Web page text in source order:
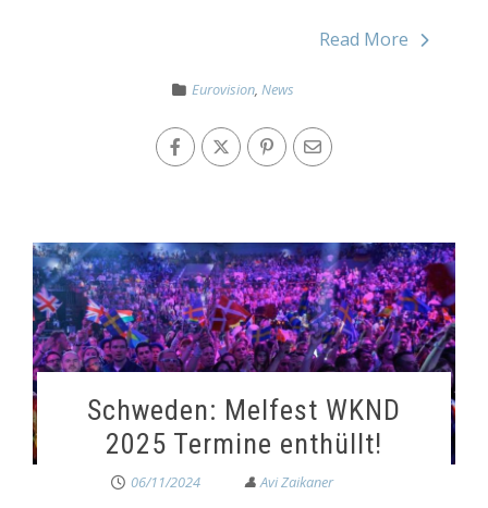
Read More
Eurovision, News
Schweden: Melfest WKND
2025 Termine enthüllt!
06/11/2024